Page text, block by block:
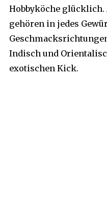
Hobbyköche
gehören in jedes
Indisch und
exotischen Kick.